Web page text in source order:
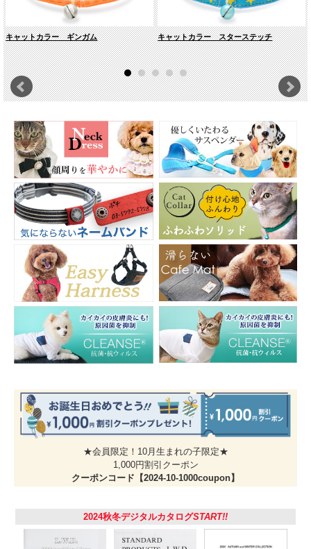
猫ちゃんに優しい素材です
内側には、ネコちゃんのお肌と被毛を痛めないよう、柔らかくしなやかなグログ
ランテープを使っています。繊細で細い糸をふんわりと織り上げたテープは、筒
状の袋織り特有のソフトさとクッション性があり、肌当たりがとても優しくなっ
ています。
負荷がかかると外れる安全設計
負荷がかかると外れるバックルを使っています。
ネコちゃんが高い所から飛び降りた際に、もしもどこかに引っかかってしまって
も、首輪が外れる安全設計なのでとても安心です。
大切な家族のために迷子札を
迷子になった時、はぐれてしまった時、迷子札は家族のもとに帰るための大事な
道しるべ。別売りの『猫の暮らしネームバンド
』はブラブラしない首輪に巻くタ
イプなので繊細なネコちゃんでも気になりません。
ビビアン
レッド
ビビアン
ブラウン
キャットカラー ギンガム キャットカラー スターステッチ
★会員限定！10月生まれの子限定★
1,000円割引クーポン
クーポンコード【2024-10-1000coupon】
2024秋冬デジタルカタログSTART!!